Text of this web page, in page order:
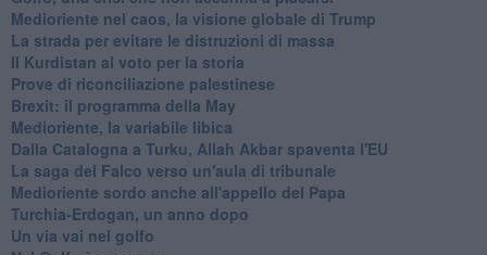
Medioriente nel caos, la visione globale di Trump
La strada per evitare le distruzioni di massa
Il Kurdistan al voto per la storia
Prove di riconciliazione palestinese
Brexit: il programma della May
Medioriente, la variabile libica
Dalla Catalogna a Turku, Allah Akbar spaventa l'EU
La saga del Falco verso un'aula di tribunale
Medioriente sordo anche all'appello del Papa
Turchia-Erdogan, un anno dopo
Un via vai nel golfo